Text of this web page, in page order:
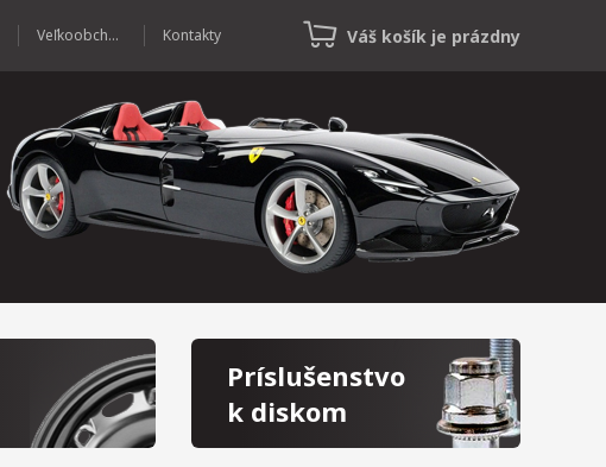
Veľkoobchod Kontakty Váš košík je prázdny
Príslušenstvo
k diskom